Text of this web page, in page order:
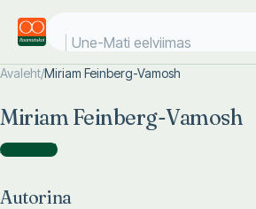
Une-Mati eelviimase
Avaleht/Miriam Feinberg-Vamosh
Miriam Feinberg-Vamosh
Autorina )
Autorina